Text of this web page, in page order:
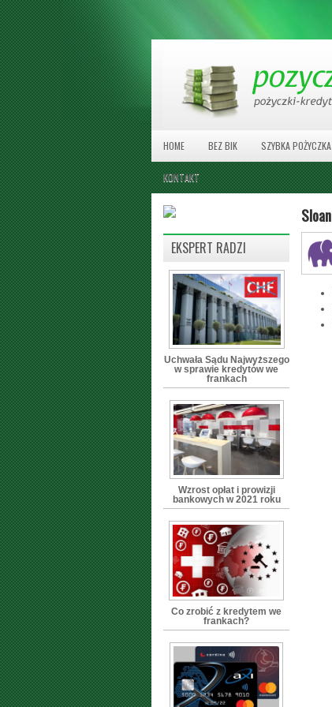
HOME BEZ BIK SZYBKA POŻYCZKA
KONTAKT
Sloan
EKSPERT RADZI
Uchwała Sądu Najwyższego
w sprawie kredytów we
frankach
Wzrost opłat i prowizji
bankowych w 2021 roku
Co zrobić z kredytem we
frankach?